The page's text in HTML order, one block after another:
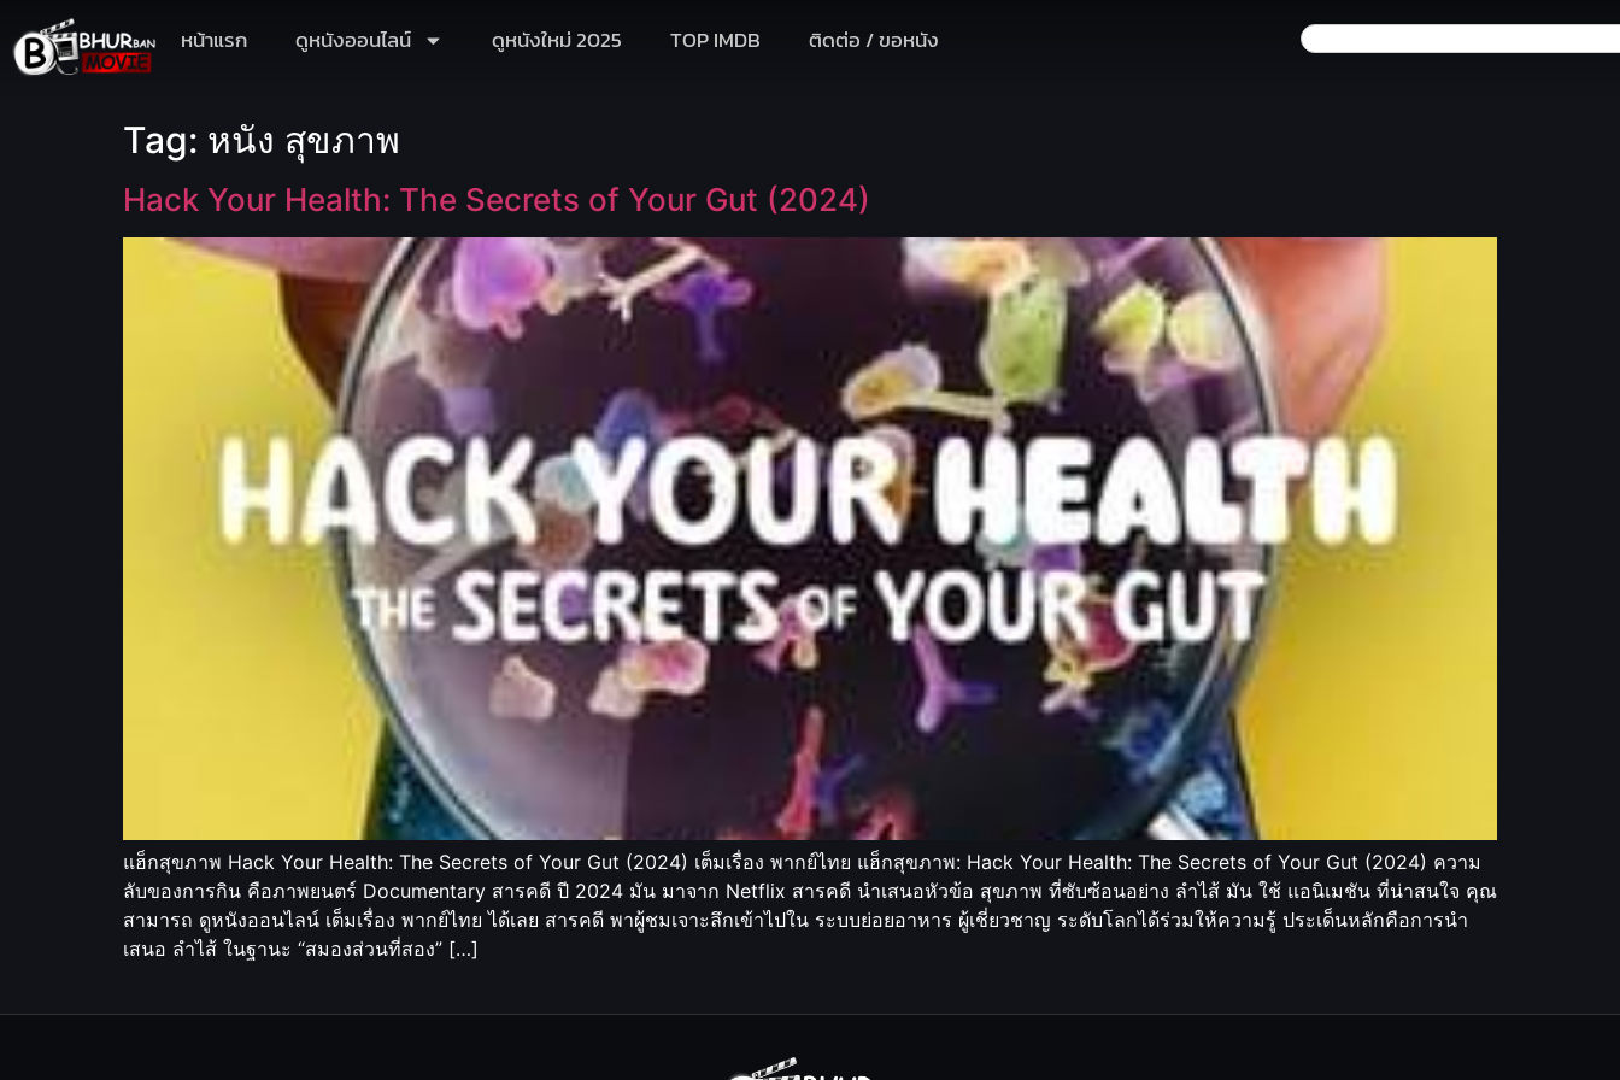
หน้าแรก ดูหนังออนไลน์ ดูหนังใหม่ 2025 TOP IMDB ติดต่อ / ขอหนัง
Tag: หนัง สุขภาพ
Hack Your Health: The Secrets of Your Gut (2024)
แฮ็กสุขภาพ Hack Your Health: The Secrets of Your Gut (2024) เต็มเรื่อง พากย์ไทย แฮ็กสุขภาพ: Hack Your Health: The Secrets of Your Gut (2024) ความ
ลับของการกิน คือภาพยนตร์ Documentary สารคดี ปี 2024 มัน มาจาก Netflix สารคดี นำเสนอหัวข้อ สุขภาพ ที่ซับซ้อนอย่าง ลำไส้ มัน ใช้ แอนิเมชัน ที่น่าสนใจ คุณ
สามารถ ดูหนังออนไลน์ เต็มเรื่อง พากย์ไทย ได้เลย สารคดี พาผู้ชมเจาะลึกเข้าไปใน ระบบย่อยอาหาร ผู้เชี่ยวชาญ ระดับโลกได้ร่วมให้ความรู้ ประเด็นหลักคือการนำ
เสนอ ลำไส้ ในฐานะ “สมองส่วนที่สอง” […]